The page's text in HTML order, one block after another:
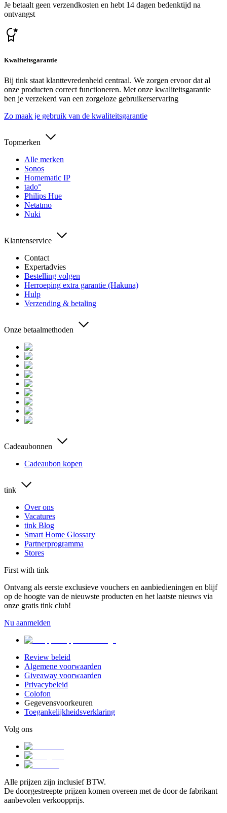
Je betaalt geen verzendkosten en hebt 14 dagen bedenktijd na
ontvangst
Kwaliteitsgarantie
Bij tink staat klanttevredenheid centraal. We zorgen ervoor dat al
onze producten correct functioneren. Met onze kwaliteitsgarantie
ben je verzekerd van een zorgeloze gebruikerservaring
Zo maak je gebruik van de kwaliteitsgarantie
Topmerken
Alle merken
Sonos
Homematic IP
tado°
Philips Hue
Netatmo
Nuki
Klantenservice
Contact
Expertadvies
Bestelling volgen
Herroeping extra garantie (Hakuna)
Hulp
Verzending & betaling
Onze betaalmethoden
Cadeaubonnen
Cadeaubon kopen
tink
Over ons
Vacatures
tink Blog
Smart Home Glossary
Partnerprogramma
Stores
First with tink
Ontvang als eerste exclusieve vouchers en aanbiedieningen en blijf
op de hoogte van de nieuwste producten en het laatste nieuws via
onze gratis tink club!
Nu aanmelden
Review beleid
Algemene voorwaarden
Giveaway voorwaarden
Privacybeleid
Colofon
Gegevensvoorkeuren
Toegankelijkheidsverklaring
Volg ons
Alle prijzen zijn inclusief BTW.
De doorgestreepte prijzen komen overeen met de door de fabrikant
aanbevolen verkoopprijs.